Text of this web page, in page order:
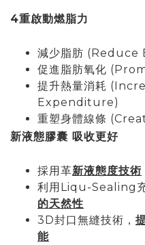
4重啟動燃脂力
減少脂肪 (Reduce
促進脂肪氧化
提升熱量消耗
Expenditure)
重塑身體線條
新液態膠囊 吸收更好
採用革新液態度技術
利用Liqu-Sealing
的天然性
3D封口無縫技術，
能